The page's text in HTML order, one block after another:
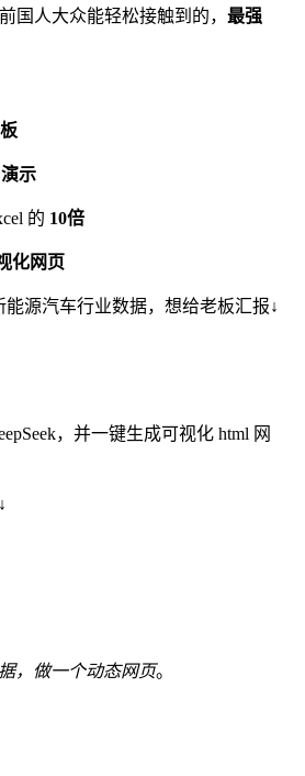
国人大众能轻松接触到的， 最强
示
的 10倍
化网页
能源汽车行业数据，想给老板汇报↓
，并一键生成可视化 html 网
↓
，做一个动态网页。